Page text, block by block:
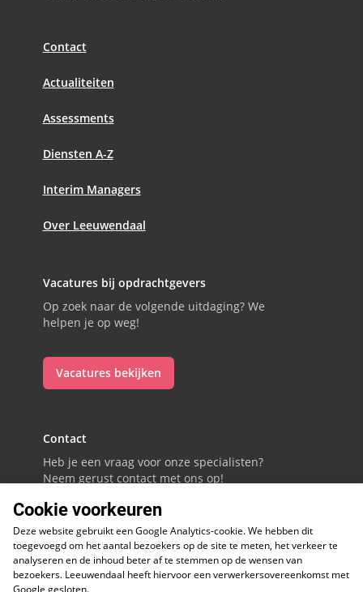
Contact
Actualiteiten
Assessments
Diensten A-Z
Interim Managers
Over Leeuwendaal
Contact
Heb je een vraag voor onze specialisten?
Neem gerust contact met ons op!
088 - 0086800
Volg ons op LinkedIn
Vacatures bij opdrachtgevers
Op zoek naar de volgende uitdaging? We
helpen je op weg!
Vacatures bekijken
Cookie voorkeuren
Deze website gebruikt een Google Analytics-cookie. We hebben dit
toegevoegd om het aantal bezoekers op de site te meten, het verkeer te
analyseren en de inhoud beter af te stemmen op de wensen van
bezoekers. Leeuwendaal heeft hiervoor een verwerkersovereenkomst met
Google gesloten.